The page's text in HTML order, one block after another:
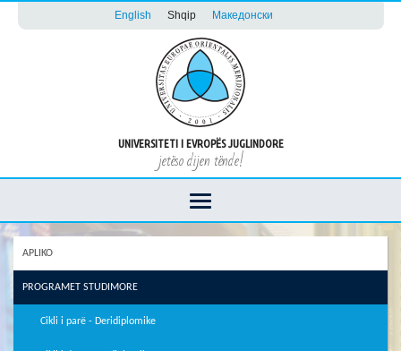
English Shqip Македонски
UNIVERSITETI I EVROPËS JUGLINDORE
jetëso dijen tënde!
APLIKO
PROGRAMET STUDIMORE
Cikli i parë - Deridiplomike